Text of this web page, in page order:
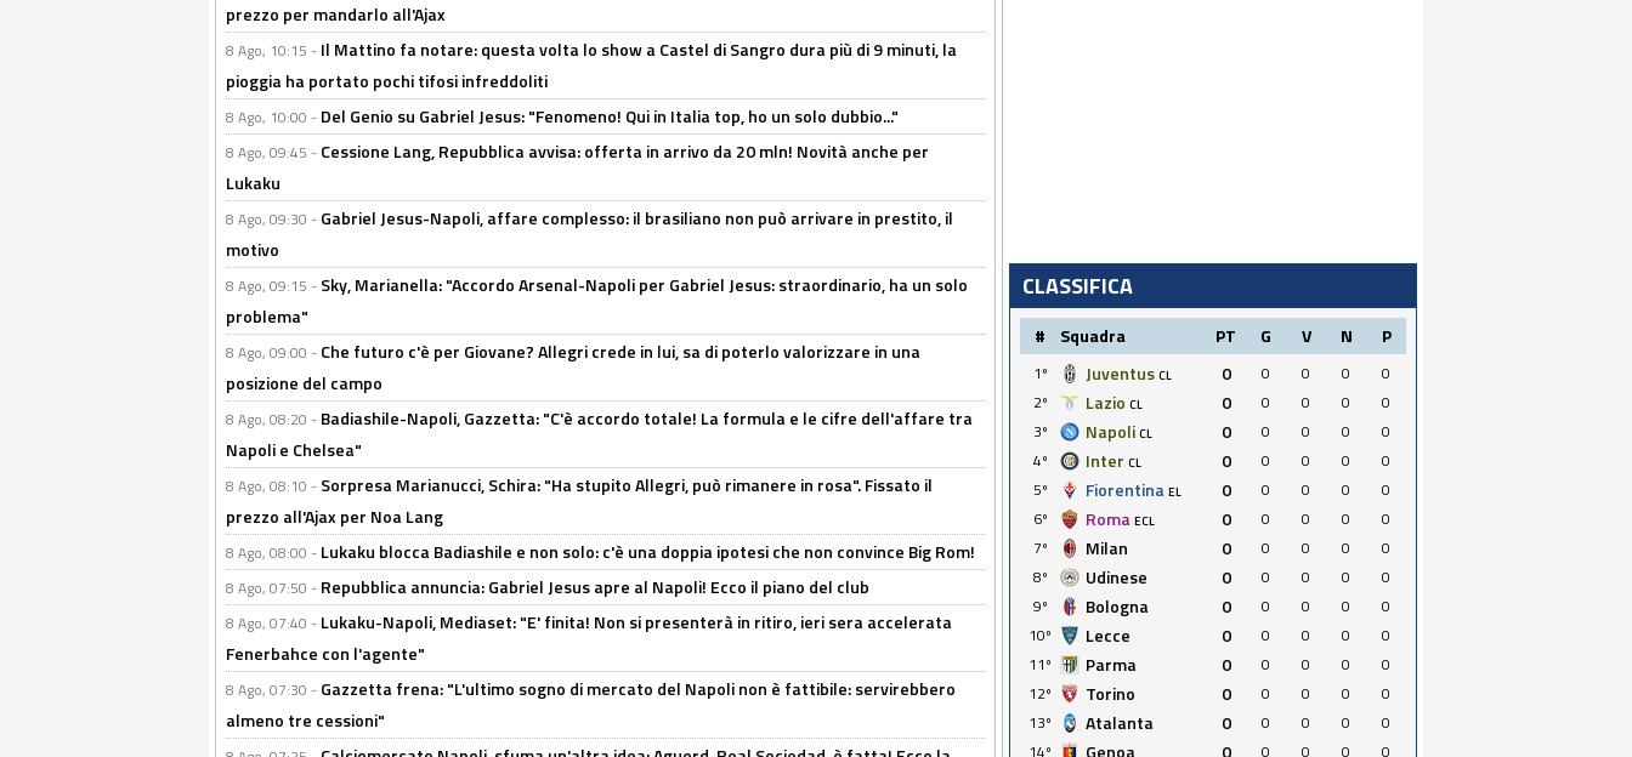
prezzo per mandarlo all'Ajax
8 Ago, 10:15 - Il Mattino fa notare: questa volta lo show a Castel di Sangro dura più di 9 minuti, la
pioggia ha portato pochi tifosi infreddoliti
8 Ago, 10:00 - Del Genio su Gabriel Jesus: "Fenomeno! Qui in Italia top, ho un solo dubbio..."
8 Ago, 09:45 - Cessione Lang, Repubblica avvisa: offerta in arrivo da 20 mln! Novità anche per
Lukaku
8 Ago, 09:30 - Gabriel Jesus-Napoli, affare complesso: il brasiliano non può arrivare in prestito, il
motivo
8 Ago, 09:15 - Sky, Marianella: "Accordo Arsenal-Napoli per Gabriel Jesus: straordinario, ha un solo
problema"
8 Ago, 09:00 - Che futuro c'è per Giovane? Allegri crede in lui, sa di poterlo valorizzare in una
posizione del campo
8 Ago, 08:20 - Badiashile-Napoli, Gazzetta: "C'è accordo totale! La formula e le cifre dell'affare tra
Napoli e Chelsea"
8 Ago, 08:10 - Sorpresa Marianucci, Schira: "Ha stupito Allegri, può rimanere in rosa". Fissato il
prezzo all'Ajax per Noa Lang
8 Ago, 08:00 - Lukaku blocca Badiashile e non solo: c'è una doppia ipotesi che non convince Big Rom!
8 Ago, 07:50 - Repubblica annuncia: Gabriel Jesus apre al Napoli! Ecco il piano del club
8 Ago, 07:40 - Lukaku-Napoli, Mediaset: "E' finita! Non si presenterà in ritiro, ieri sera accelerata
Fenerbahce con l'agente"
8 Ago, 07:30 - Gazzetta frena: "L'ultimo sogno di mercato del Napoli non è fattibile: servirebbero
almeno tre cessioni"
CLASSIFICA
# Squadra PT G V N P
1º Juventus CL 0 0 0 0
0
2º
Lazio CL 0 0 0 0
0
3º
Napoli CL 0 0 0 0
0
4º
Inter CL 0 0 0 0
0
5º
Fiorentina EL 0 0 0 0
0
6º
Roma ECL 0 0 0 0
0
7º
Milan 0 0 0 0
0
8º
Udinese 0 0 0 0
0
9º
Bologna 0 0 0 0
0
10º
Lecce 0 0 0 0
0
11º
Parma 0 0 0 0
0
12º
Torino 0 0 0 0
0
13º
Atalanta 0 0 0 0
0
14º
Genoa 0 0 0 0 0